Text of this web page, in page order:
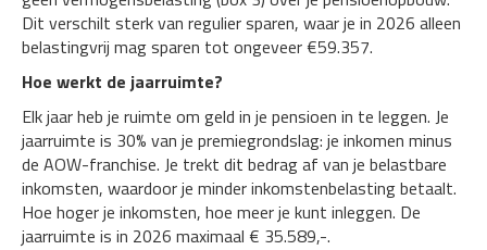
Dit verschilt sterk van regulier sparen, waar je in 2026 alleen
belastingvrij mag sparen tot ongeveer €59.357.
Hoe werkt de jaarruimte?
Elk jaar heb je ruimte om geld in je pensioen in te leggen. Je
jaarruimte is 30% van je premiegrondslag: je inkomen minus
de AOW-franchise. Je trekt dit bedrag af van je belastbare
inkomsten, waardoor je minder inkomstenbelasting betaalt.
Hoe hoger je inkomsten, hoe meer je kunt inleggen. De
jaarruimte is in 2026 maximaal € 35.589,-.